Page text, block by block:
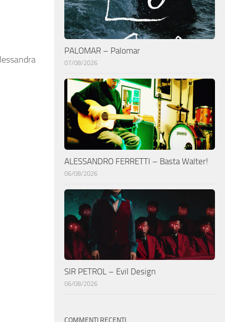
PALOMAR – Palomar
07/08/2026
ALESSANDRO FERRETTI – Basta Walter!
06/08/2026
SIR PETROL – Evil Design
06/08/2026
COMMENTI RECENTI